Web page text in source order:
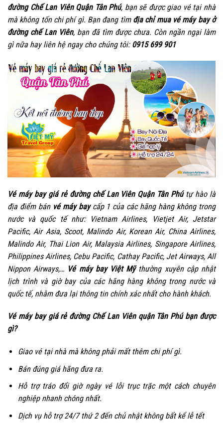
đường Chế Lan Viên Quận Tân Phú, bạn sẽ được giao vé tại nhà
mà không tốn chi phí gì. Bạn đang tìm địa chỉ mua vé máy bay ở
đường chế Lan Viên, bạn đã tìm được chưa. Còn ngần ngại làm
gì nữa hay liên hệ ngay cho chúng tôi: 0915 699 901
Vé máy bay giá rẻ đường chế Lan Viên Quận Tân Phútự hào là
địa điểm bán vé máy bay cấp 1 của các hãng hàng không trong
nước và quốc tế như: Vietnam Airlines, Vietjet Air, Jetstar
Pacific, Air Asia, Scoot, Malindo Air, Korean Air, China Airlines,
Malindo Air, Thai Lion Air, Malaysia Airlines, Singapore Airlines,
Philippines Airlines, Cebu Pacific, Cathay Pacific, Jet Airways, All
Nippon Airways,… Vé máy bay Việt Mỹthường xuyên cập nhật
lịch trình và giờ bay của các hãng hàng không trong nước và
quốc tế, nhằm đưa lại thông tin chính xác nhất cho hành khách.
Vé máy bay giá rẻ đường Chế Lan Viên quận Tân Phú bạn được
gì?
Giao vé tại nhà mà không phải mất thêm chi phí gì.
Bán đúng giá hãng đưa ra.
Hỗ trợ tráo đổi giờ ngày vé lỗi trục trặc một cách chuyên
nghiệp nhanh chóng nhất.
Dịch vụ hỗ trợ 24/7 thứ 2 đến chủ nhật không bất kể lễ tết